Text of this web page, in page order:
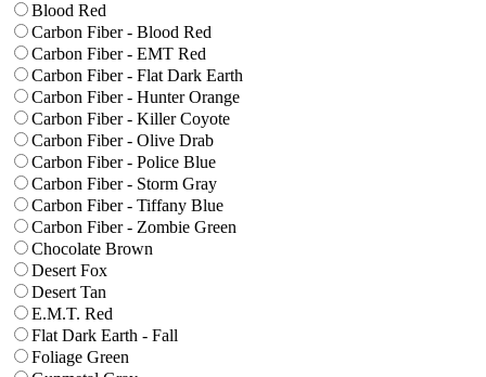
Blood Red
Carbon Fiber - Blood Red
Carbon Fiber - EMT Red
Carbon Fiber - Flat Dark Earth
Carbon Fiber - Hunter Orange
Carbon Fiber - Killer Coyote
Carbon Fiber - Olive Drab
Carbon Fiber - Police Blue
Carbon Fiber - Storm Gray
Carbon Fiber - Tiffany Blue
Carbon Fiber - Zombie Green
Chocolate Brown
Desert Fox
Desert Tan
E.M.T. Red
Flat Dark Earth - Fall
Foliage Green